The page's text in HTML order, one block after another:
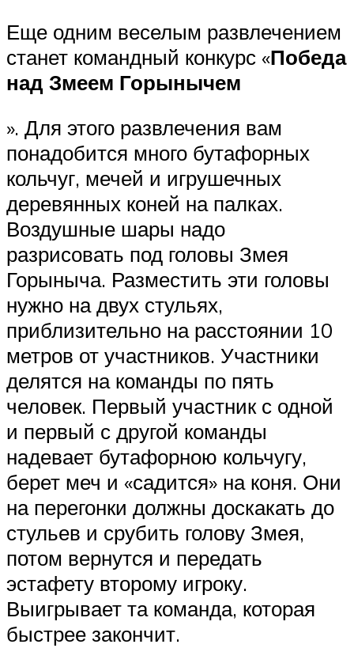
Еще одним веселым развлечением
станет командный конкурс «Победа
над Змеем Горынычем
». Для этого развлечения вам
понадобится много бутафорных
кольчуг, мечей и игрушечных
деревянных коней на палках.
Воздушные шары надо
разрисовать под головы Змея
Горыныча. Разместить эти головы
нужно на двух стульях,
приблизительно на расстоянии 10
метров от участников. Участники
делятся на команды по пять
человек. Первый участник с одной
и первый с другой команды
надевает бутафорною кольчугу,
берет меч и «садится» на коня. Они
на перегонки должны доскакать до
стульев и срубить голову Змея,
потом вернутся и передать
эстафету второму игроку.
Выигрывает та команда, которая
быстрее закончит.